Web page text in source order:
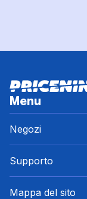
Menu
Negozi
Supporto
Mappa del sito